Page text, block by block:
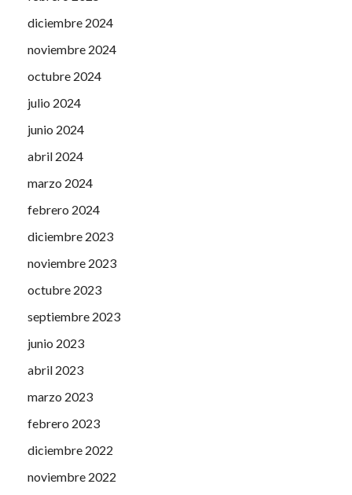
diciembre 2024
noviembre 2024
octubre 2024
julio 2024
junio 2024
abril 2024
marzo 2024
febrero 2024
diciembre 2023
noviembre 2023
octubre 2023
septiembre 2023
junio 2023
abril 2023
marzo 2023
febrero 2023
diciembre 2022
noviembre 2022